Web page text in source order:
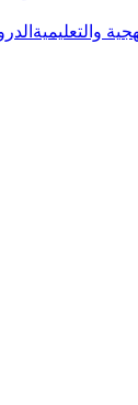
والتعليمية